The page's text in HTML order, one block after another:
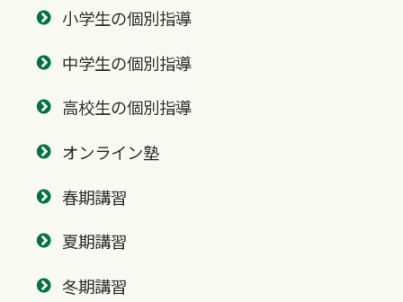
小学生の個別指導
中学生の個別指導
高校生の個別指導
オンライン塾
春期講習
夏期講習
冬期講習